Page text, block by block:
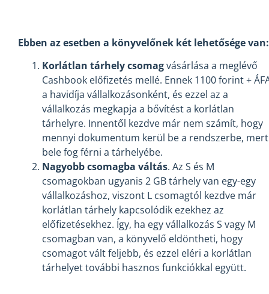
Ebben az esetben a könyvelőnek két lehetősége van:
Korlátlan tárhely csomagvásárlása a meglévő
Cashbook előfizetés mellé. Ennek 1100 forint +
a havidíja vállalkozásonként, és ezzel az a
vállalkozás megkapja a bővítést a korlátlan
tárhelyre. Innentől kezdve már nem számít, hogy
mennyi dokumentum kerül be a rendszerbe, mert
bele fog férni a tárhelyébe.
Nagyobb csomagba váltás. Az S és M
csomagokban ugyanis 2 GB tárhely van egy-egy
vállalkozáshoz, viszont L csomagtól kezdve már
korlátlan tárhely kapcsolódik ezekhez az
előfizetésekhez. Így, ha egy vállalkozás S vagy M
csomagban van, a könyvelő eldöntheti, hogy
csomagot vált feljebb, és ezzel eléri a korlátlan
tárhelyet további hasznos funkciókkal együtt.